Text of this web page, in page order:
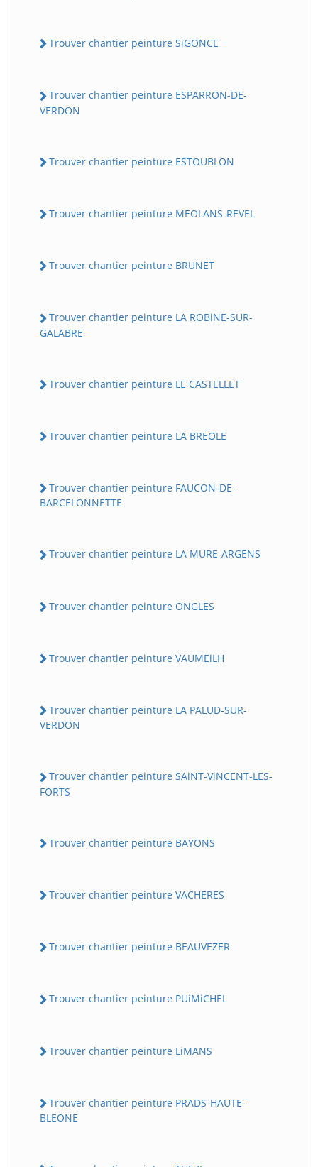
Trouver chantier peinture SiGONCE
Trouver chantier peinture ESPARRON-DE-
VERDON
Trouver chantier peinture ESTOUBLON
Trouver chantier peinture MEOLANS-REVEL
Trouver chantier peinture BRUNET
Trouver chantier peinture LA ROBiNE-SUR-
GALABRE
Trouver chantier peinture LE CASTELLET
Trouver chantier peinture LA BREOLE
Trouver chantier peinture FAUCON-DE-
BARCELONNETTE
Trouver chantier peinture LA MURE-ARGENS
Trouver chantier peinture ONGLES
Trouver chantier peinture VAUMEiLH
Trouver chantier peinture LA PALUD-SUR-
VERDON
Trouver chantier peinture SAiNT-ViNCENT-LES-
FORTS
Trouver chantier peinture BAYONS
Trouver chantier peinture VACHERES
Trouver chantier peinture BEAUVEZER
Trouver chantier peinture PUiMiCHEL
Trouver chantier peinture LiMANS
Trouver chantier peinture PRADS-HAUTE-
BLEONE